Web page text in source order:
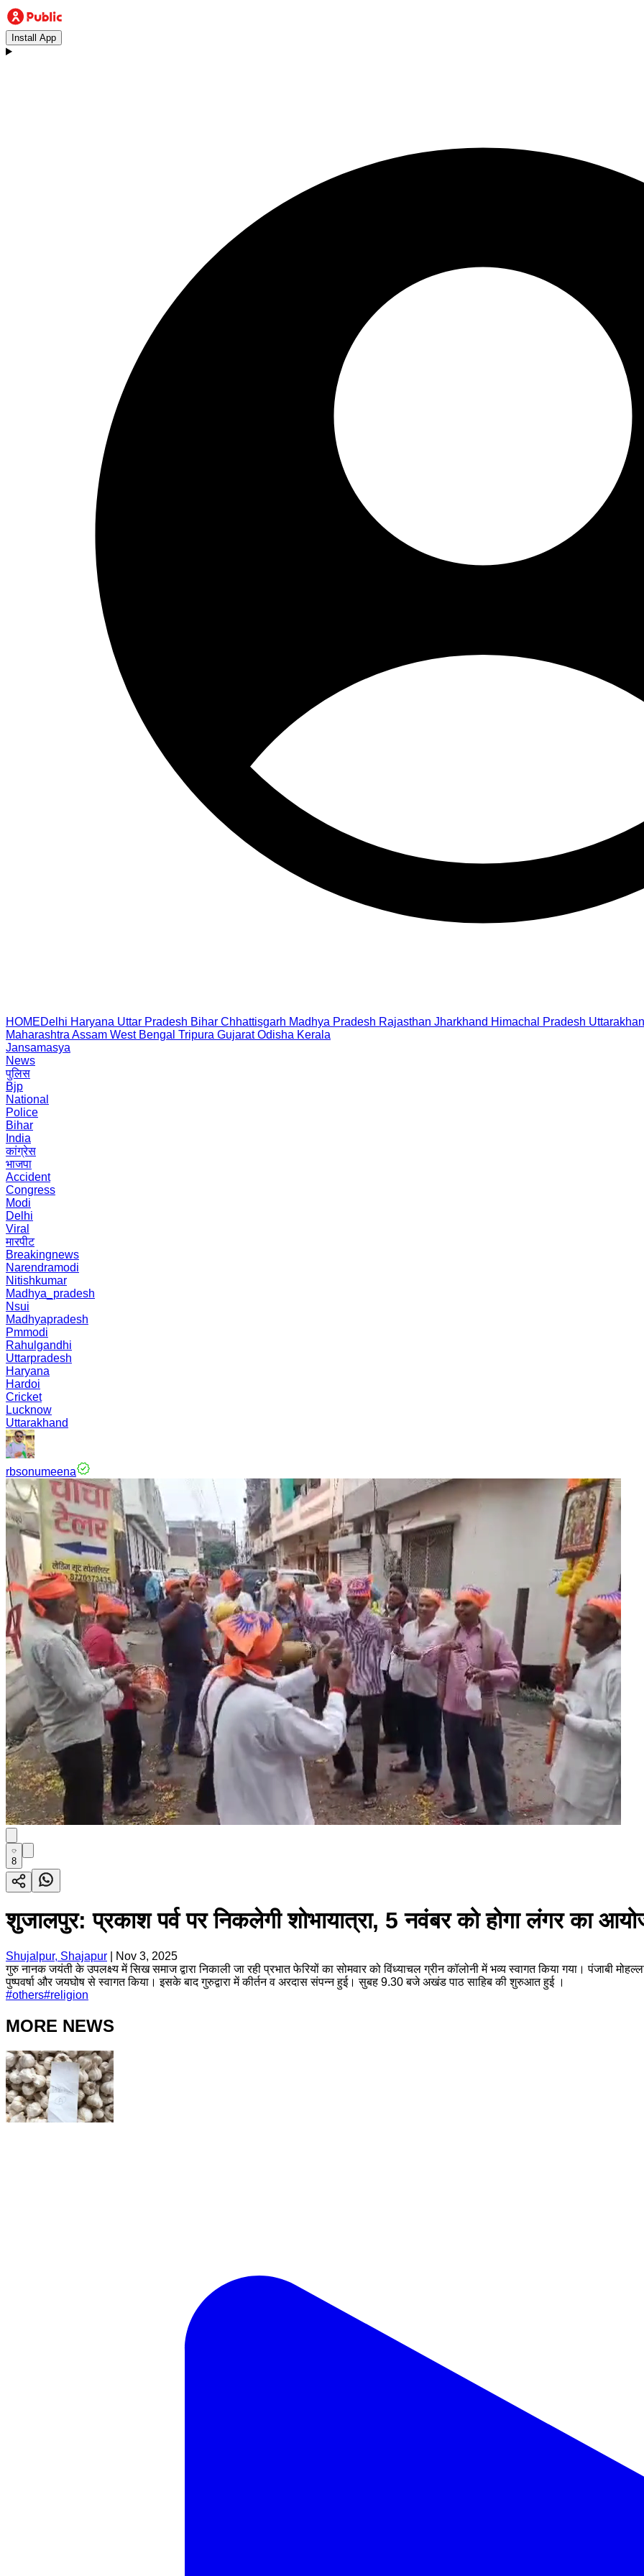
Install App
HOMEDelhi Haryana Uttar Pradesh Bihar Chhattisgarh Madhya Pradesh Rajasthan Jharkhand Himachal Pradesh
Maharashtra Assam West Bengal Tripura Gujarat Odisha Kerala
Jansamasya
News
पुलिस
Bjp
National
Police
Bihar
India
कांग्रेस
भाजपा
Accident
Congress
Modi
Delhi
Viral
मारपीट
Breakingnews
Narendramodi
Nitishkumar
Madhya_pradesh
Nsui
Madhyapradesh
Pmmodi
Rahulgandhi
Uttarpradesh
Haryana
Hardoi
Cricket
Lucknow
Uttarakhand
rbsonumeena
8
शुजालपुर: प्रकाश पर्व पर निकलेगी शोभायात्रा, 5 नवंबर को होगा लंगर का
Shujalpur, Shajapur
Nov 3, 2025
गुरु नानक जयंती के उपलक्ष्य में सिख समाज द्वारा निकाली जा रही प्रभात फेरियों का सोमवार को विंध्याचल ग्रीन कॉलोनी में भव्य स्वागत किया गया। पंजाबी
पुष्पवर्षा और जयघोष से स्वागत किया। इसके बाद गुरुद्वारा में कीर्तन व अरदास संपन्न हुई। सुबह 9.30 बजे अखंड पाठ साहिब की शुरुआत हुई ।
#others#religion
MORE NEWS